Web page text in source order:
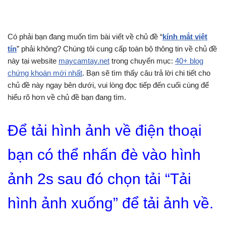
Có phải bạn đang muốn tìm bài viết về chủ đề “kính mắt việt
tín” phải không? Chúng tôi cung cấp toàn bộ thông tin về chủ đề
này tại website maycamtay.net trong chuyển mục: 40+ blog
chứng khoán mới nhất. Bạn sẽ tìm thấy câu trả lời chi tiết cho
chủ đề này ngay bên dưới, vui lòng đọc tiếp đến cuối cùng để
hiểu rõ hơn về chủ đề bạn đang tìm.
Để tải hình ảnh về điện thoại
bạn có thể nhấn đè vào hình
ảnh 2s sau đó chọn tải “Tải
hình ảnh xuống” để tải ảnh về.